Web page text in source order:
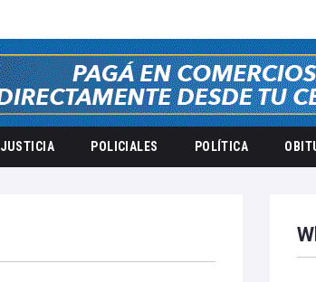
JUSTICIA POLICIALES POLÍTICA